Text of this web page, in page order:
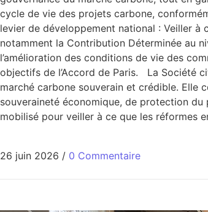
cycle de vie des projets carbone,
levier de développement national : Veiller
notamment la Contribution Déterminée au
l’amélioration des conditions de vie des
objectifs de l’Accord de Paris. La Société
marché carbone souverain et crédible. Elle
souveraineté économique, de protection
mobilisé pour veiller à ce que les réformes
26 juin 2026 / 0 Commentaire